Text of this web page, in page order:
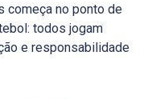
começa no ponto de
todos jogam
e responsabilidade